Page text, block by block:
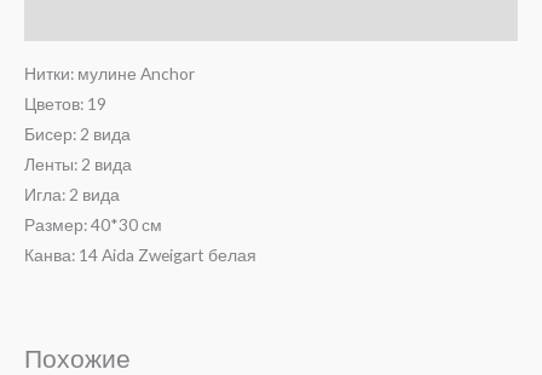
Нитки: мулине Anchor
Цветов: 19
Бисер: 2 вида
Ленты: 2 вида
Игла: 2 вида
Размер: 40*30 см
Канва: 14 Aida Zweigart белая
Похожие